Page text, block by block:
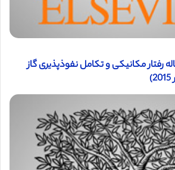
رفتار مکانیکی و تکامل نفوذپذیری گاز